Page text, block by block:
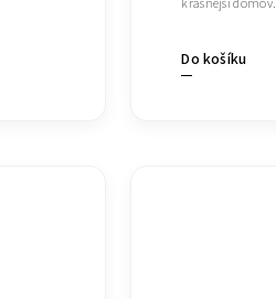
Do košíku